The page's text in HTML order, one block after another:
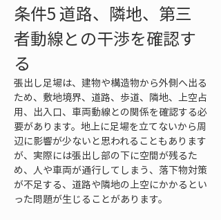
条件5 道路、隣地、第三
者動線との干渉を確認す
る
張出し足場は、建物や構造物から外側へ出る
ため、敷地境界、道路、歩道、隣地、上空占
用、出入口、車両動線との関係を確認する必
要があります。地上に足場を立てないから周
辺に影響が少ないと思われることもあります
が、実際には張出し部の下に空間が残るた
め、人や車両が通行してしまう、落下物対策
が不足する、道路や隣地の上空にかかるとい
った問題が生じることがあります。